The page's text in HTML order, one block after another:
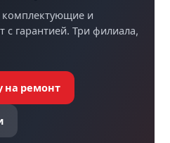
и
гарантией. Три филиала,
на ремонт